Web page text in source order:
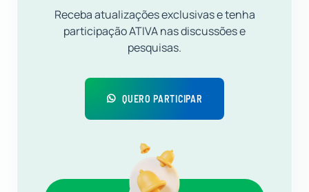
Receba atualizações exclusivas e tenha
participação ATIVA nas discussões e
pesquisas.
QUERO PARTICIPAR